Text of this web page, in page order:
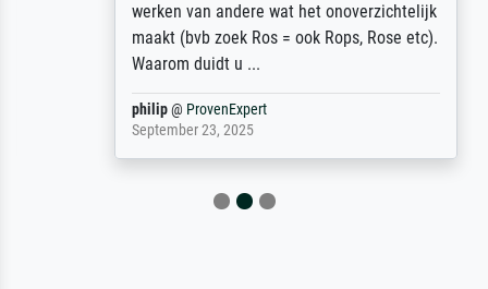
werken van andere wat het onoverzichtelijk
maakt (bvb zoek Ros = ook Rops, Rose etc).
Waarom duidt u ...
@ProvenExpert
September 23, 2025